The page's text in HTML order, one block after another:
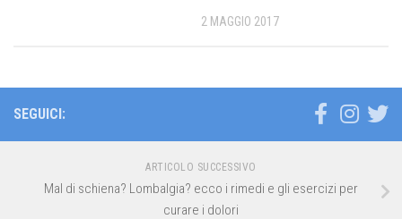
2 MAGGIO 2017
SEGUICI:
ARTICOLO SUCCESSIVO
Mal di schiena? Lombalgia? ecco i rimedi e gli esercizi per
curare i dolori